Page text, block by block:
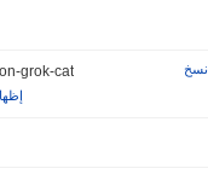
grok-cat
نسخ